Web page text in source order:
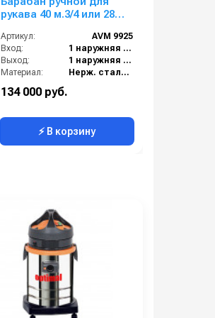
рукава 40 м.3/4 или 28
Артикул:
AVM 9925
Вход:
1 наружняя резьба
Выход:
1 наружняя резьба
Материал:
Нерж. сталь 304
Вес, кг:
134 000 руб.
⚡ В корзину